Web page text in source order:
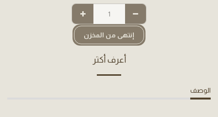
إنتهى من المخزن
أعرف أكثر
الوصف